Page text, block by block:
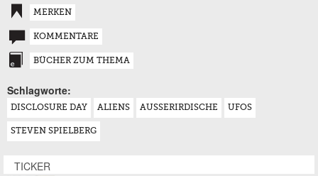
MERKEN
KOMMENTARE
BÜCHER ZUM THEMA
Schlagworte:
DISCLOSURE DAY ALIENS AUSSERIRDISCHE UFOS
STEVEN SPIELBERG
TICKER